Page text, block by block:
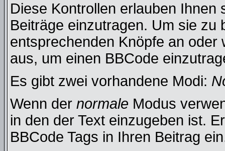
Diese Kontrollen erlauben Ihnen
Beiträge einzutragen. Um sie zu
entsprechenden Knöpfe an oder
aus, um einen BBCode
Es gibt zwei vorhandene Modi:
Wenn der normale Modus
in den der Text einzugeben ist.
BBCode Tags in Ihren Beitrag